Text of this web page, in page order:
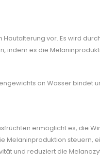
vor. Es wird
indem es die
an Wasser bindet
ermöglicht es, die
Melaninproduktion steuern,
und reduziert die